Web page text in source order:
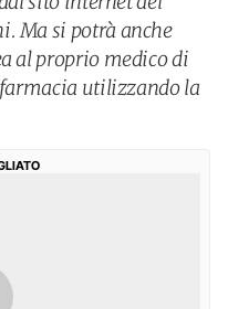
Ma si potrà anche
al proprio medico di
utilizzando la